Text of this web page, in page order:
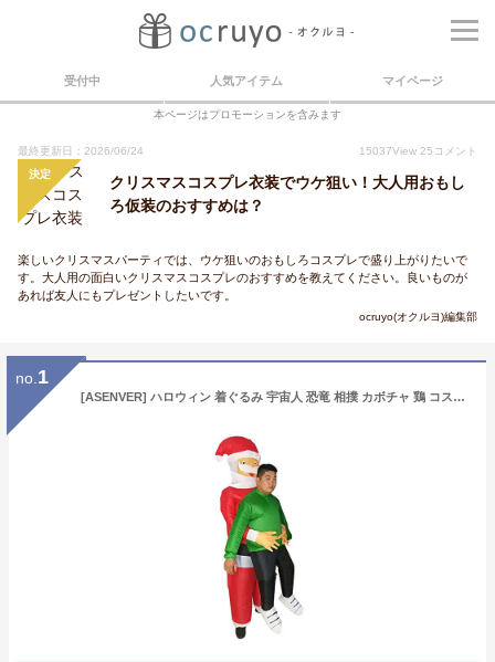
受付中 人気アイテム マイページ
本ページはプロモーションを含みます
最終更新日：2026/06/24 15037View 25 コメント
決定
クリスマスコスプレ衣装でウケ狙い！大人用おもし
ろ仮装のおすすめは？
楽しいクリスマスパーティでは、ウケ狙いのおもしろコスプレで盛り上がりたいで
す。大人用の面白いクリスマスコスプレのおすすめを教えてください。良いものが
あれば友人にもプレゼントしたいです。
ocruyo(オクルヨ)編集部
no. 1
[ASENVER] ハロウィン 着ぐるみ 宇宙人 恐竜 相撲 カボチャ 鶏 コスプレ サンタクロース コスチューム 仮装 いたずら 変装スーツ クリスマス会 おもしろ パフォーマンス道具 膨張式 すべて成人用 多種類 (サンタクロース ハグ)